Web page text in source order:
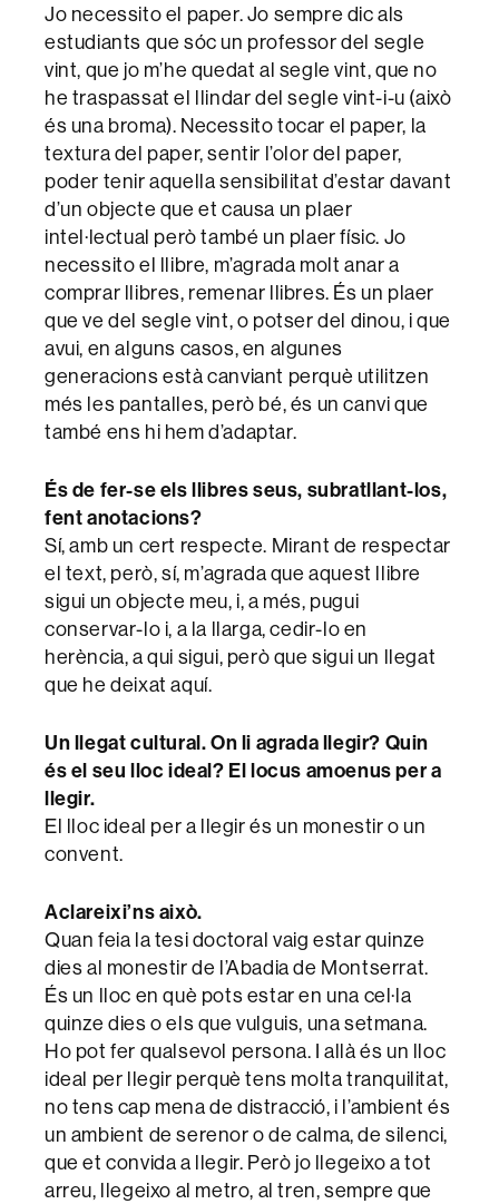
Jo necessito el paper. Jo sempre dic als
estudiants que sóc un professor del segle
vint, que jo m’he quedat al segle vint, que no
he traspassat el llindar del segle vint-i-u (això
és una broma). Necessito tocar el paper, la
textura del paper, sentir l’olor del paper,
poder tenir aquella sensibilitat d’estar davant
d’un objecte que et causa un plaer
intel·lectual però també un plaer físic. Jo
necessito el llibre, m’agrada molt anar a
comprar llibres, remenar llibres. És un plaer
que ve del segle vint, o potser del dinou, i que
avui, en alguns casos, en algunes
generacions està canviant perquè utilitzen
més les pantalles, però bé, és un canvi que
també ens hi hem d’adaptar.
És de fer-se els llibres seus, subratllant-los,
fent anotacions?
Sí, amb un cert respecte. Mirant de respectar
el text, però, sí, m’agrada que aquest llibre
sigui un objecte meu, i, a més, pugui
conservar-lo i, a la llarga, cedir-lo en
herència, a qui sigui, però que sigui un llegat
que he deixat aquí.
Un llegat cultural. On li agrada llegir? Quin
és el seu lloc ideal? El locus amoenus per a
llegir.
El lloc ideal per a llegir és un monestir o un
convent.
Aclareixi’ns això.
Quan feia la tesi doctoral vaig estar quinze
dies al monestir de l’Abadia de Montserrat.
És un lloc en què pots estar en una cel·la
quinze dies o els que vulguis, una setmana.
Ho pot fer qualsevol persona. I allà és un lloc
ideal per llegir perquè tens molta tranquilitat,
no tens cap mena de distracció, i l’ambient és
un ambient de serenor o de calma, de silenci,
que et convida a llegir. Però jo llegeixo a tot
arreu, llegeixo al metro, al tren, sempre que